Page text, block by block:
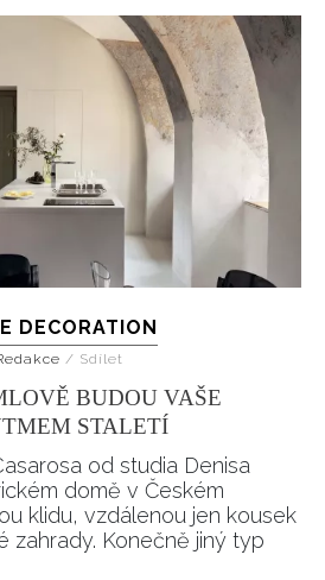
DECORATION
/ Sdílet
BUDOU VAŠE
STALETÍ
od studia Denisa
domě v Českém
klidu, vzdálenou jen kousek
zahrady. Konečně jiný typ